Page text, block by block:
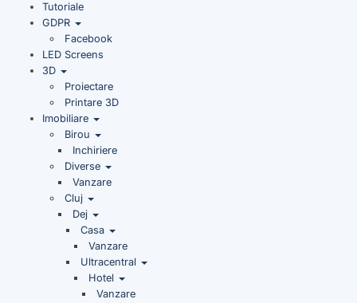
Tutoriale
GDPR
Facebook
LED Screens
3D
Proiectare
Printare 3D
Imobiliare
Birou
Inchiriere
Diverse
Vanzare
Cluj
Dej
Casa
Vanzare
Ultracentral
Hotel
Vanzare